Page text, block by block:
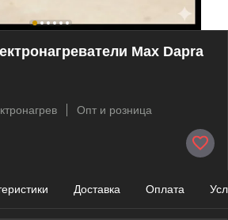
Max Dapra
Опт и розница
Доставка Оплата